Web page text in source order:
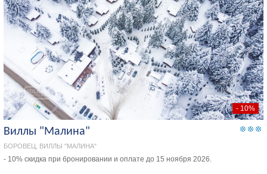
- 10%
Виллы "Малина"
БОРОВЕЦ, ВИЛЛЫ "МАЛИНА"
- 10% скидка при бронировании и оплате до 15 ноября 2026.